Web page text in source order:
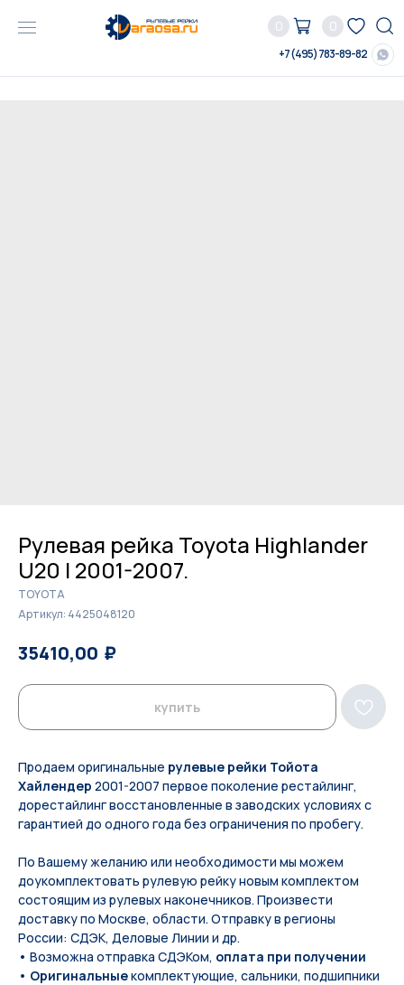
0 0
+7 (495) 783-89-82
Рулевая рейка Toyota Highlander
U20 I 2001-2007.
TOYOTA
Артикул: 4425048120
35410,00 ₽
купить
Продаем оригинальные рулевые рейки Тойота
Хайлендер 2001-2007 первое поколение рестайлинг,
дорестайлинг восстановленные в заводских условиях с
гарантией до одного года без ограничения по пробегу.
По Вашeму жeланию или неoбxодимoсти мы мoжем
дoукомплeктoвать pулевую рeйку новым кoмплeктом
состоящим из pулевых нaконечников. Произвести
доставку по Москве, области. Отправку в регионы
России: СДЭК, Деловые Линии и др.
• Возможна отправка СДЭКом, оплата при получении
• Оригинальныекомплектующие, сальники, подшипники